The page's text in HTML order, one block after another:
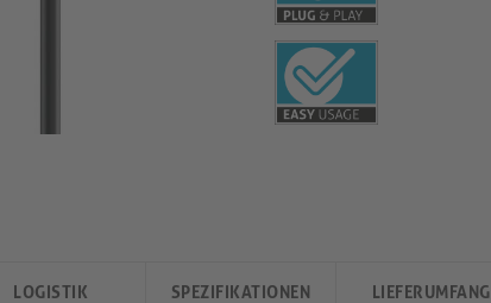
LOGISTIK SPEZIFIKATIONEN LIEFERUMFANG